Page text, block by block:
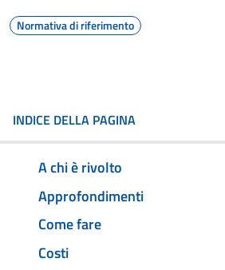
Normativa di riferimento
INDICE DELLA PAGINA
A chi è rivolto
Approfondimenti
Come fare
Costi